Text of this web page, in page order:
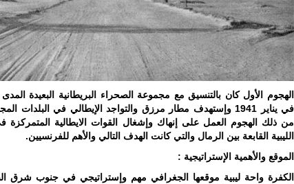
في يناير 1941 وإستهدف مطار مرزق والتواجد الإيطالي في البلدات
من ذلك الهجوم العمل على إنهاك وإشغال القوات الايطالية المتمركزة
الليبية القابعة بين الرمال والتي كانت الهدف التالي والأهم للفرنسيين.
الموقع والأهمية الإستراتيجية :
الكفرة واحة ليبية موقعها الجغرافي مهم وإستراتيجي في جنوب شرق